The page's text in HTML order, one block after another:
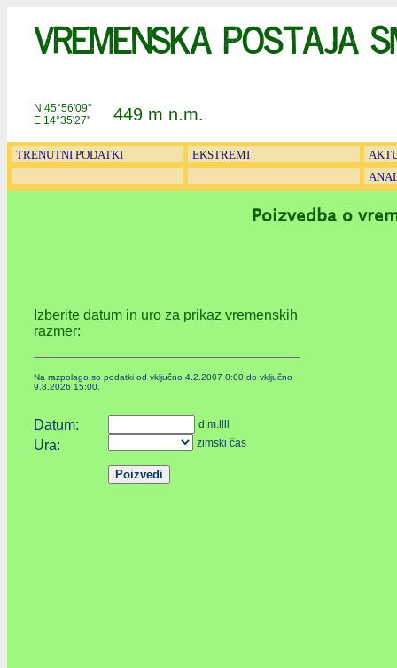
Vremenska postaja
N 45°56'09''
E 14°35'27'' 449 m n.m.
TRENUTNI PODATKI EKSTREMI
Poizvedba o
Izberite datum in uro za prikaz vremenskih
razmer:
Na razpolago so podatki od vključno 4.2.2007 0:00 do vključno
9.8.2026 15:00.
Datum:
Ura:
d.m.llll
zimski čas